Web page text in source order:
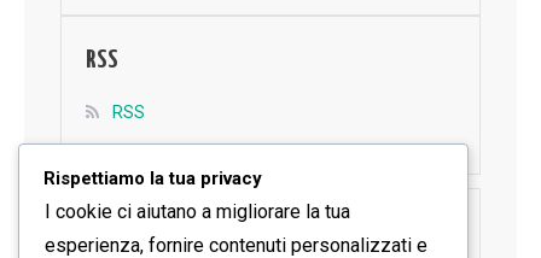
RSS
RSS
SEGUICI SU FACEBOOK
Rispettiamo la tua privacy
I cookie ci aiutano a migliorare la tua
esperienza, fornire contenuti personalizzati e